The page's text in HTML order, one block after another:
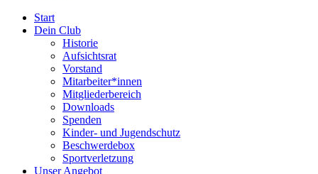
Start
Dein Club
Historie
Aufsichtsrat
Vorstand
Mitarbeiter*innen
Mitgliederbereich
Downloads
Spenden
Kinder- und Jugendschutz
Beschwerdebox
Sportverletzung
Unser Angebot